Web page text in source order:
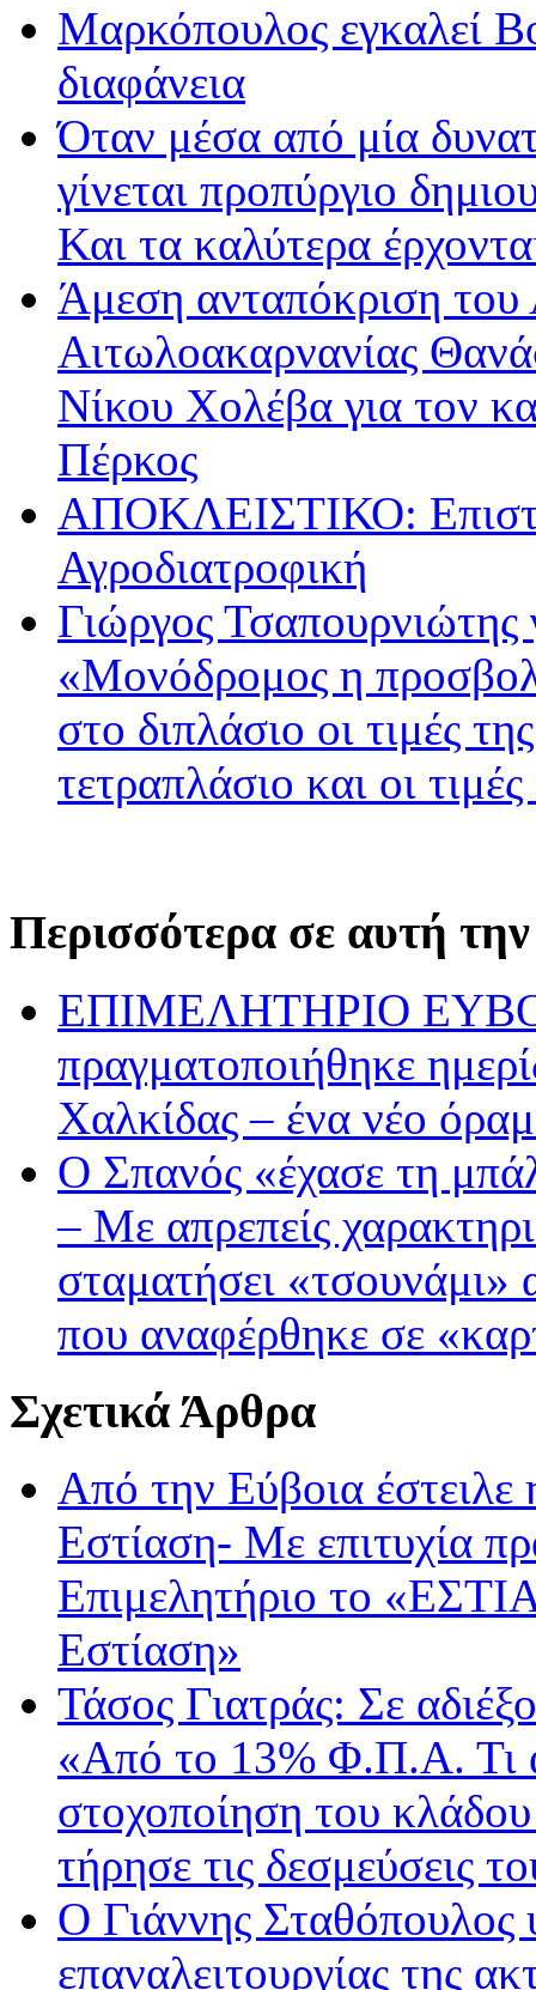
Μαρκόπουλος εγκαλεί
διαφάνεια
Όταν μέσα από μία
γίνεται προπύργιο
Και τα καλύτερα
Άμεση ανταπόκριση του
Αιτωλοακαρνανίας
Νίκου Χολέβα για τον
Πέρκος
ΑΠΟΚΛΕΙΣΤΙΚΟ:
Αγροδιατροφική
Γιώργος
«Μονόδρομος η
στο διπλάσιο οι τιμές
τετραπλάσιο και οι
Περισσότερα σε αυτή
ΕΠΙΜΕΛΗΤΗΡΙΟ
πραγματοποιήθηκε
Χαλκίδας – ένα νέο
Ο Σπανός «έχασε τη
– Με απρεπείς
σταματήσει
που αναφέρθηκε σε
Σχετικά Άρθρα
Από την Εύβοια
Εστίαση- Με επιτυχία
Επιμελητήριο το
Εστίαση»
Τάσος Γιατράς: Σε
«Από το 13% Φ.Π.Α. Τι
στοχοποίηση του
τήρησε τις δεσμεύσεις
O Γιάννης
επαναλειτουργίας της